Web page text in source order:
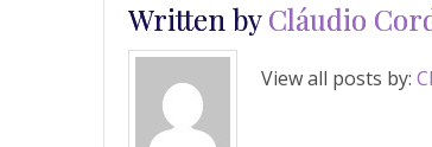
Written byCláudio
View all posts by: